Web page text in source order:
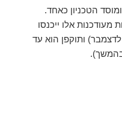
הטכניון כאחד.
אלו ייכנסו
לתוקף החל ביום ראשון הקרוב (26 לדצמבר) ותוקפן הוא עד